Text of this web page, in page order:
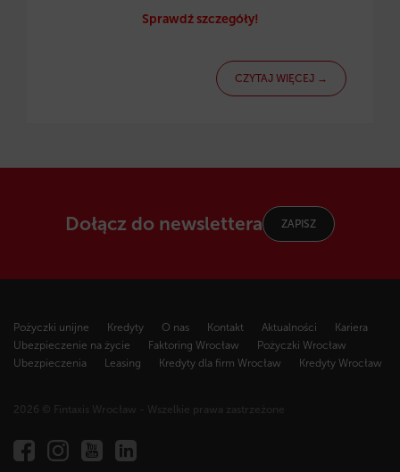
Sprawdź szczegóły!
CZYTAJ WIĘCEJ →
Dołącz do newslettera ZAPISZ
Pożyczki unijne Kredyty O nas Kontakt Aktualności
Kariera
Ubezpieczenie na życie
Faktoring Wrocław
Pożyczki Wrocław
Ubezpieczenia
Leasing Kredyty dla firm Wrocław Kredyty Wrocław
2026 © Fintaxis Wrocław - Wszelkie prawa zastrzeżone